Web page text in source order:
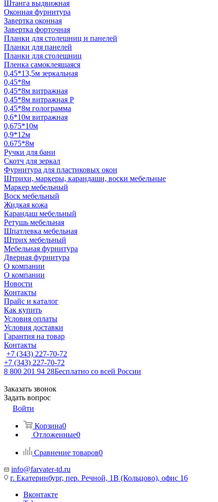
Штанга выдвижная
Оконная фурнитура
Завертка оконная
Завертка форточная
Планки для столешниц и панелей
Планки для панелей
Планки для столешниц
Пленка самоклеящаяся
0,45*13,5м зеркальная
0,45*8м
0,45*8м витражная
0,45*8м витражная Р
0,45*8м голограмма
0,6*10м витражная
0,675*10м
0,9*12м
0.675*8м
Ручки для бани
Скотч для зеркал
Фурнитура для пластиковых окон
Штрихи, маркеры, карандаши, воски мебельные
Маркер мебельный
Воск мебельный
Жидкая кожа
Карандаш мебельный
Ретушь мебельная
Шпатлевка мебельная
Штрих мебельный
Мебельная фурнитура
Дверная фурнитура
О компании
О компании
Новости
Контакты
Прайс и каталог
Как купить
Условия оплаты
Условия доставки
Гарантия на товар
Контакты
+7 (343) 227-70-72
+7 (343) 227-70-72
8 800 201 94 28Бесплатно со всей России
Заказать звонок
Задать вопрос
Войти
Корзина0
Отложенные0
Сравнение товаров0
info@farvater-td.ru
г. Екатеринбург, пер. Речной, 1В (Кольцово), офис 16
Вконтакте